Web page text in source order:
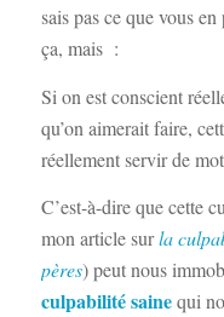
sais pas ce que vous
ça, mais :
Si on est conscient
qu’on aimerait faire,
réellement servir de
C’est-à-dire que cette
mon article surla
pères) peut nous
culpabilité sainequi